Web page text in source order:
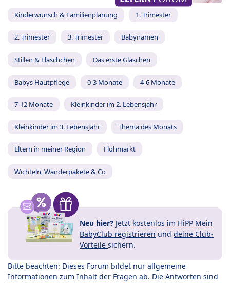
Kinderwunsch & Familienplanung 1. Trimester
2. Trimester 3. Trimester Babynamen
Stillen & Fläschchen Das erste Gläschen
Babys Hautpflege 0-3 Monate 4-6 Monate
7-12 Monate Kleinkinder im 2. Lebensjahr
Kleinkinder im 3. Lebensjahr Thema des Monats
Eltern in meiner Region Flohmarkt
Wichteln, Wanderpakete & Co
Neu hier? Jetzt kostenlos im HiPP Mein
BabyClub registrieren und deine Club-
Vorteile sichern.
Bitte beachten: Dieses Forum bildet nur allgemeine
Informationen zum Inhalt der Fragen ab. Die Antworten sind